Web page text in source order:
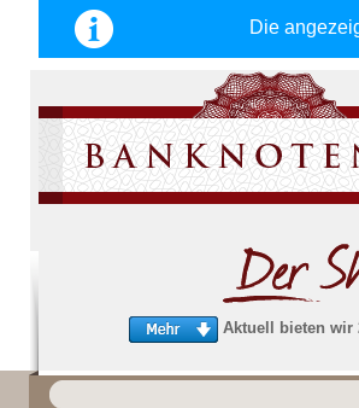
Die
Aktuell bieten wir